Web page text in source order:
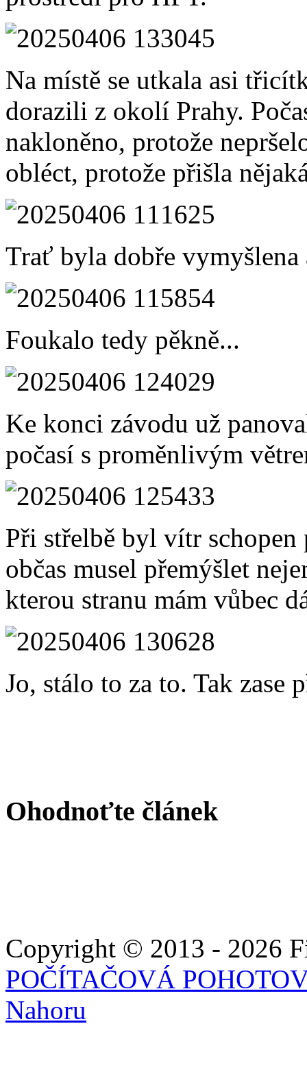
Na místě se utkala asi
dorazili z okolí Prahy.
nakloněno, protože
obléct, protože přišla
Trať byla dobře vymyšlena
Foukalo tedy pěkně...
Ke konci závodu už
počasí s proměnlivým
Při střelbě byl vítr schopen
občas musel přemýšlet
kterou stranu mám vůbec
Jo, stálo to za to. Tak zase
Ohodnoťte článek
Copyright © 2013 - 2026
POČÍTAČOVÁ
Nahoru